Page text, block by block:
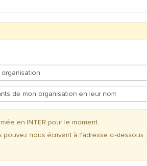
en INTER pour le moment.
nous écrivant à l'adresse ci-dessous :